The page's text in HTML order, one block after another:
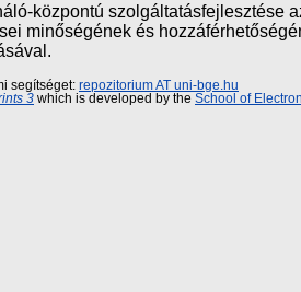
központú szolgáltatásfejlesztése
minőségének és
segítséget: repozitorium AT uni-bge.hu
3 which is developed by the School of